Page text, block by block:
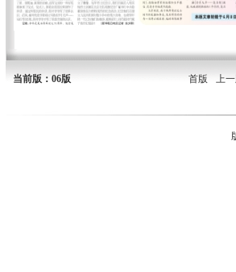
当前版：06版 首版 上